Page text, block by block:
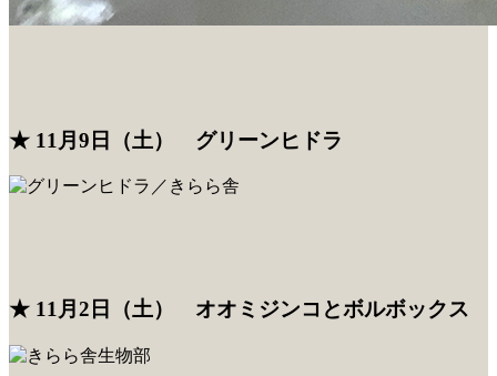
★ 11月9日（土） グリーンヒドラ
★ 11月2日（土） オオミジンコとボルボックス